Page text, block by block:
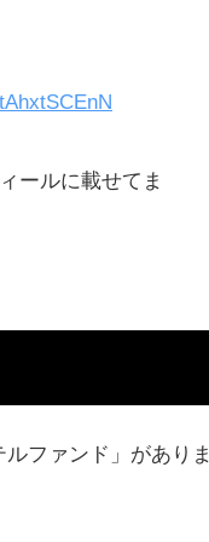
ールに載せてま
ファンド」がありま